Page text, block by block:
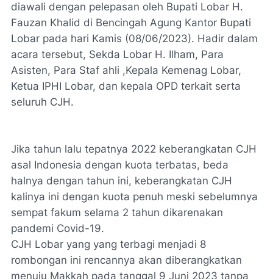
diawali dengan pelepasan oleh Bupati Lobar H.
Fauzan Khalid di Bencingah Agung Kantor Bupati
Lobar pada hari Kamis (08/06/2023). Hadir dalam
acara tersebut, Sekda Lobar H. Ilham, Para
Asisten, Para Staf ahli ,Kepala Kemenag Lobar,
Ketua IPHI Lobar, dan kepala OPD terkait serta
seluruh CJH.
Jika tahun lalu tepatnya 2022 keberangkatan CJH
asal Indonesia dengan kuota terbatas, beda
halnya dengan tahun ini, keberangkatan CJH
kalinya ini dengan kuota penuh meski sebelumnya
sempat fakum selama 2 tahun dikarenakan
pandemi Covid-19.
CJH Lobar yang yang terbagi menjadi 8
rombongan ini rencannya akan diberangkatkan
menuju Makkah pada tanggal 9 Juni 2023 tanpa